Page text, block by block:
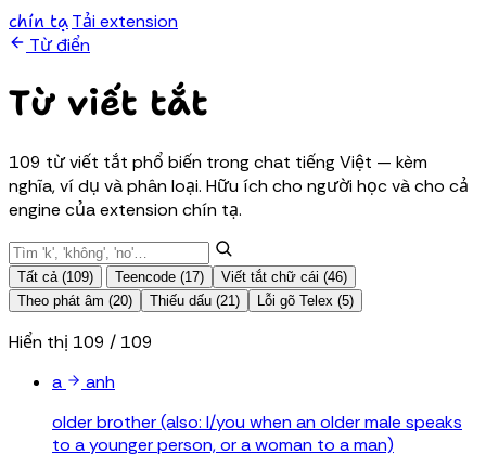
chín tạTải extension
Từ điển
Từ viết tắt
109 từ viết tắt phổ biến trong chat tiếng Việt — kèm
nghĩa, ví dụ và phân loại. Hữu ích cho người học và cho cả
engine của extension chín tạ.
Tất cả (109) Teencode (17)
Viết tắt chữ cái (46)
Theo phát âm (20)
Thiếu dấu (21) Lỗi gõ Telex (5)
Hiển thị 109 / 109
a
anh
older brother (also: I/you when an older male speaks
to a younger person, or a woman to a man)